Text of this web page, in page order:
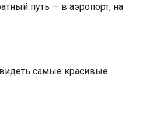
путь — в аэропорт, на
самые красивые